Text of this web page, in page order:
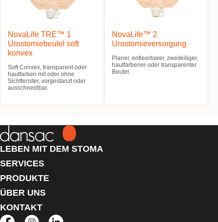
NovaLife TRE™ 1
Urostomiebeutel soft
konvex
Soft Convex, transparent oder
hautfarben mit oder ohne
Sichtfenster, vorgestanzt oder
ausschneidbar.
NovaLife™ 2
Urostomieversorgung
Planer, entleerbarer, zweiteiliger,
hautfarbener oder transparenter
Beutel.
LEBEN MIT DEM STOMA
SERVICES
PRODUKTE
ÜBER UNS
KONTAKT